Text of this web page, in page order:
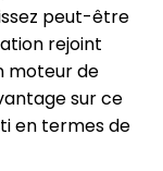
peut-être
rejoint
moteur de
sur ce
en termes de